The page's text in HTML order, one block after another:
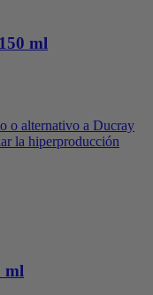
ml
o alternativo a Ducray
la hiperproducción
ml